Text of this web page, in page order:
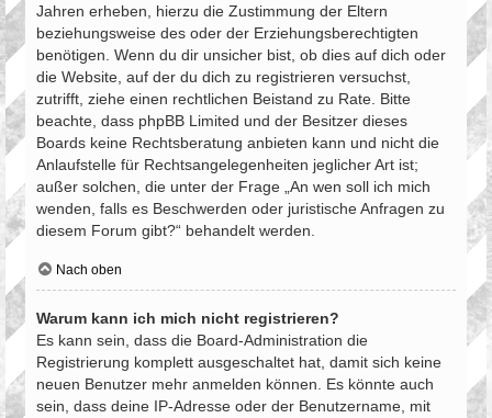
Jahren erheben, hierzu die Zustimmung der Eltern
beziehungsweise des oder der Erziehungsberechtigten
benötigen. Wenn du dir unsicher bist, ob dies auf dich oder
die Website, auf der du dich zu registrieren versuchst,
zutrifft, ziehe einen rechtlichen Beistand zu Rate. Bitte
beachte, dass phpBB Limited und der Besitzer dieses
Boards keine Rechtsberatung anbieten kann und nicht die
Anlaufstelle für Rechtsangelegenheiten jeglicher Art ist;
außer solchen, die unter der Frage „An wen soll ich mich
wenden, falls es Beschwerden oder juristische Anfragen zu
diesem Forum gibt?“ behandelt werden.
Nach oben
Warum kann ich mich nicht registrieren?
Es kann sein, dass die Board-Administration die
Registrierung komplett ausgeschaltet hat, damit sich keine
neuen Benutzer mehr anmelden können. Es könnte auch
sein, dass deine IP-Adresse oder der Benutzername, mit